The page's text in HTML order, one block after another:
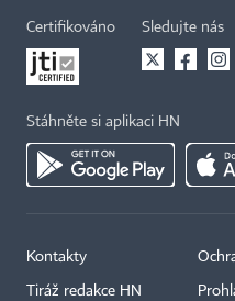
Certifikováno Sledujte nás
Stáhněte si aplikaci HN
Kontakty
Tiráž redakce HN